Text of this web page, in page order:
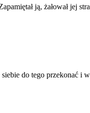
ją, żałował jej
do tego przekonać i